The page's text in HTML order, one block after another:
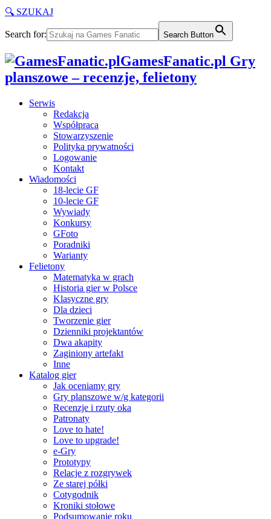
🔍 SZUKAJ
Search for: Search Button
GamesFanatic.pl Gry
planszowe – recenzje, felietony
Serwis
Redakcja
Współpraca
Stowarzyszenie
Polityka prywatności
Logowanie
Kontakt
Wiadomości
18-lecie GF
10-lecie GF
Wywiady
Konkursy
GFoto
Poradniki
Warianty
Felietony
Matematyka w grach
Historia gier w Polsce
Klasyczne gry
Dla dzieci
Tworzenie gier
Dzienniki projektantów
Dwa akapity
Zaginiony artefakt
Inne
Katalog gier
Jak oceniamy gry
Gry planszowe w/g kategorii
Recenzje i rzuty oka
Patronaty
Love to hate!
Love to upgrade!
e-Gry
Prototypy
Relacje z rozgrywek
Ze starej półki
Cotygodnik
Kroniki stołowe
Podsumowanie roku